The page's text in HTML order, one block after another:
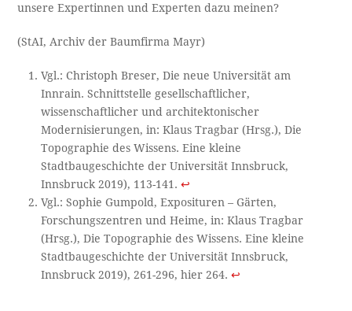
unsere Expertinnen und Experten dazu meinen?
(StAI, Archiv der Baumfirma Mayr)
Vgl.: Christoph Breser, Die neue Universität am
Innrain. Schnittstelle gesellschaftlicher,
wissenschaftlicher und architektonischer
Modernisierungen, in: Klaus Tragbar (Hrsg.), Die
Topographie des Wissens. Eine kleine
Stadtbaugeschichte der Universität Innsbruck,
Innsbruck 2019), 113-141.↩︎
Vgl.: Sophie Gumpold, Exposituren – Gärten,
Forschungszentren und Heime, in: Klaus Tragbar
(Hrsg.), Die Topographie des Wissens. Eine kleine
Stadtbaugeschichte der Universität Innsbruck,
Innsbruck 2019), 261-296, hier 264.↩︎